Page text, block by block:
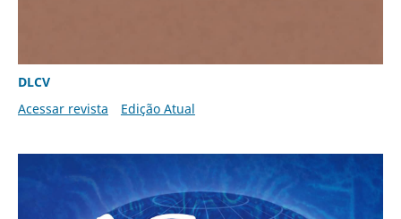
DLCV
Acessar revista
Edição Atual